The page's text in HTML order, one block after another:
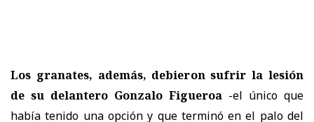
Los granates, además, debieron sufrir la lesión
de su delantero Gonzalo Figueroa -el único que
había tenido una opción y que terminó en el palo del